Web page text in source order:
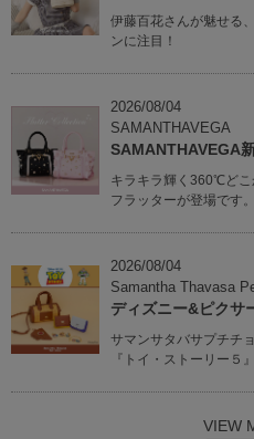
伊藤百花さんが魅せる
ンに注目！
2026/08/04
SAMANTHAVEGA
SAMANTHAVEGA
キラキラ輝く360℃どこ
フラッターが登場です。
2026/08/04
Samantha Thavasa
ディズニー&ピクサ
サマンサタバサプチチ
『トイ・ストーリー５』
VIEW